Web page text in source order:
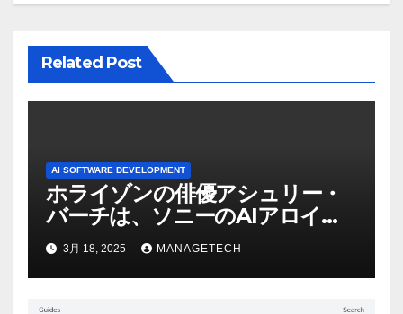
Related Post
AI SOFTWARE DEVELOPMENT
ホライゾンの俳優アシュリー・
バーチは、ソニーのAIアロイの
ビデオを見て「ゲームパフォー
マンスという芸術形式に不安を
感じた」と語る – IGN
3月 18, 2025 MANAGETECH